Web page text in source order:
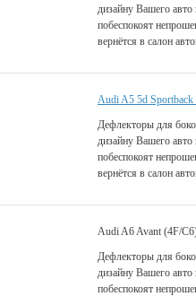
дизайну Вашего
побеспокоят
вернётся в салон
Audi A5 5d Sportback
Дефлекторы для
дизайну Вашего
побеспокоят
вернётся в салон
Audi A6 Avant (4F/
Дефлекторы для
дизайну Вашего
побеспокоят